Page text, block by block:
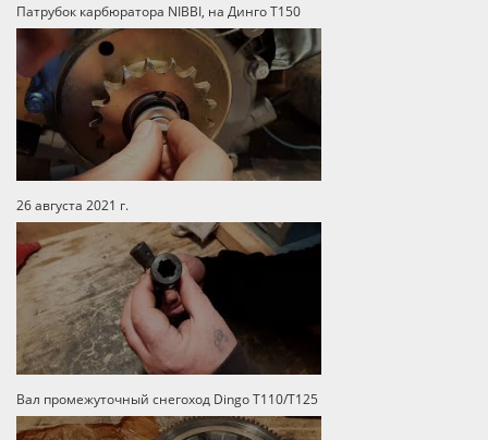
Патрубок карбюратора NIBBI, на Динго Т150
26 августа 2021 г.
Вал промежуточный снегоход Dingo T110/T125